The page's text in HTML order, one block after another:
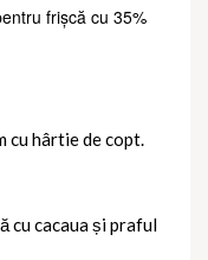
frișcă cu 35%
cu hârtie de copt.
cu cacaua și praful